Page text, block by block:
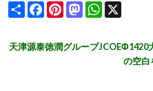
ShareFacebookPinterestMastodonWhatsApp
天津源泰徳潤グループJCOEΦ1420
の空白